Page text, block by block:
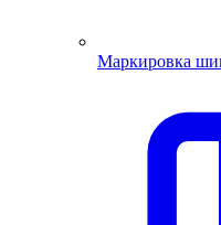
Маркировка